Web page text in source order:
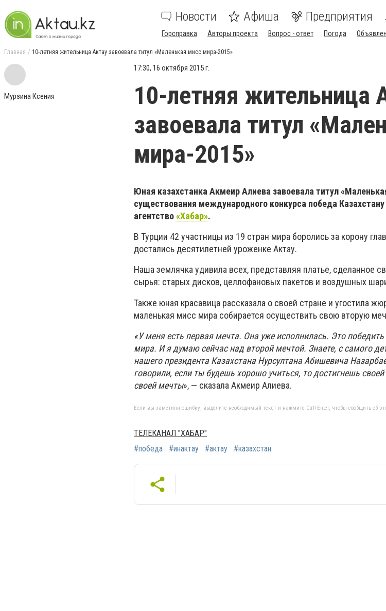
Новости Афиша Предприятия
Горсправка Авторы проекта Вопрос - ответ Погода
Главная 10-летняя жительница Актау завоевала титул «Маленькая мисс мира-2015»
Мурзина Ксения
17:30, 16 октября 2015 г.
10-летняя жительница
завоевала титул
мира-2015»
Юная казахстанка Акмеир Алиева завоевала титул
существования международного конкурса победа
агентство«Хабар».
В Турции 42 участницы из 19 стран мира боролись за корону
достались десятилетней уроженке Актау.
Наша землячка удивила всех, представляя платье, сделанное
сырья: старых дисков, целлофановых пакетов и воздушных
Также юная красавица рассказала о своей стране и угостила
маленькая мисс мира собирается осуществить свою вторую
«У меня есть первая мечта. Она уже исполнилась. Это
мира. И я думаю сейчас над второй мечтой. Знаете, с самого
нашего президента Казахстана Нурсултана Абишевича
говорили, если ты будешь хорошо учиться, то достигнешь
своей мечты», — сказала Акмеир Алиева.
Если вы заметили ошибку, выделите необходимый текст и нажмите Ctrl+Enter, чтобы сообщить об
ТЕЛЕКАНАЛ "ХАБАР"
#победа
#инактау #актау #казахстан